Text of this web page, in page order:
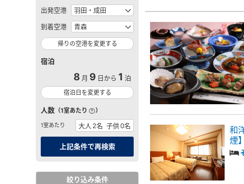
出発空港
到着空港
帰りの空港を変更する
宿泊
8 月 9 日から 1 泊
宿泊日を変更する
人数 （1室あたり ）
1室あたり
絞り込み条件
和
煙】